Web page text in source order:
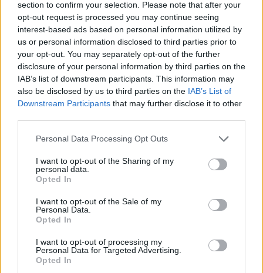
section to confirm your selection. Please note that after your
opt-out request is processed you may continue seeing
interest-based ads based on personal information utilized by
us or personal information disclosed to third parties prior to
your opt-out. You may separately opt-out of the further
disclosure of your personal information by third parties on the
IAB’s list of downstream participants. This information may
also be disclosed by us to third parties on the IAB’s List of
Downstream Participants that may further disclose it to other
Please note that this website/app uses one or more Google
not limited to your visit or usage behaviour. You may click to
grant or deny consent to Google and its third-party tags to
use your data for below specified purposes in below Google
consent section.
Personal Data Processing Opt Outs
I want to opt-out of the Sharing of my
personal data.
Opted In
I want to opt-out of the Sale of my
Personal Data.
Opted In
I want to opt-out of processing my
Personal Data for Targeted Advertising.
Opted In
L Lapszemle 2024. 04. 11.
Kóla, sör, térdelés, olaj és az EB
popkulturális sztárjai